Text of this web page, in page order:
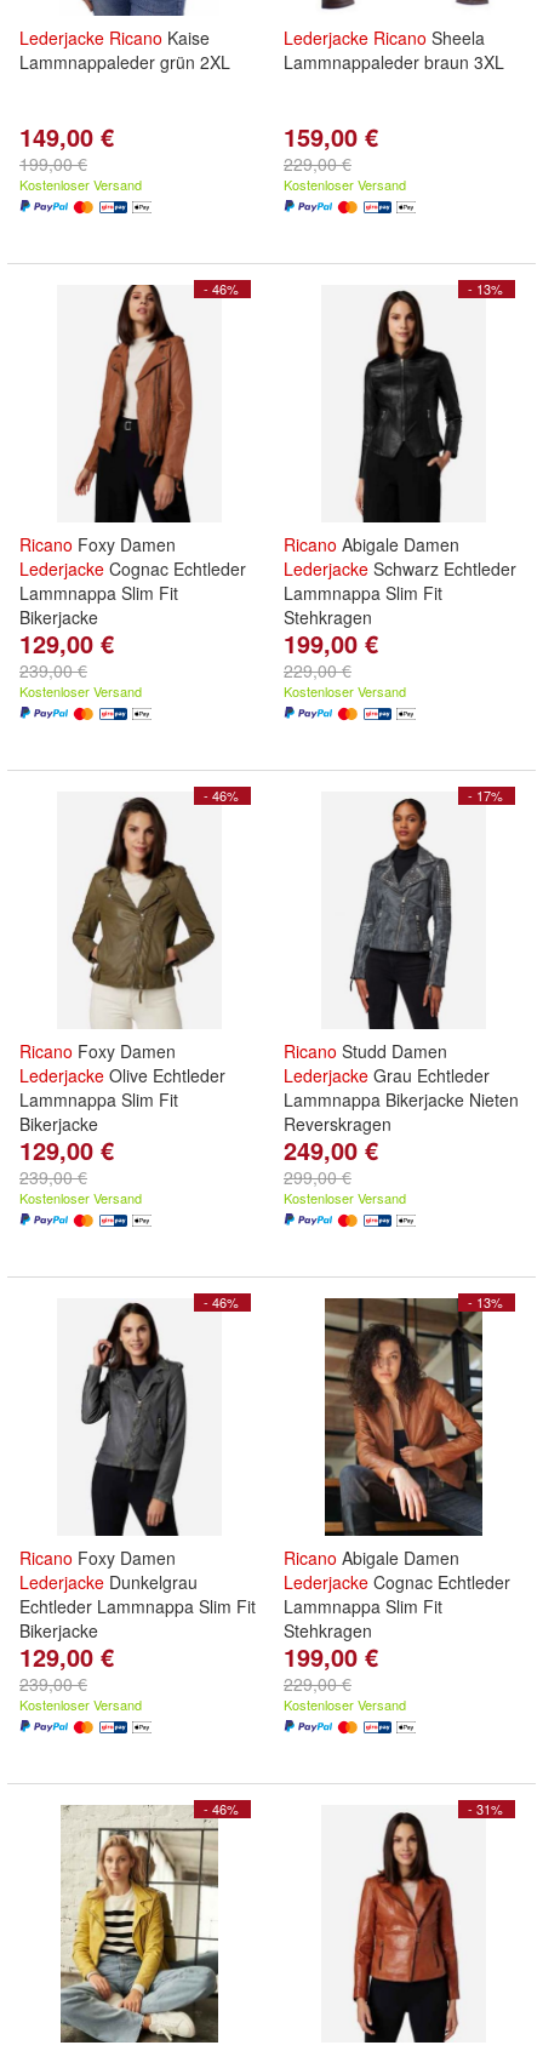
Lederjacke Ricano Kaise
Lammnappaleder grün 2XL
149,00 €
199,00 €
Kostenloser Versand
Lederjacke Ricano Sheela
Lammnappaleder braun 3XL
159,00 €
229,00 €
Kostenloser Versand
- 46%
Ricano Foxy Damen
Lederjacke Cognac Echtleder
Lammnappa Slim Fit
Bikerjacke
129,00 €
239,00 €
Kostenloser Versand
- 13%
Ricano Abigale Damen
Lederjacke Schwarz Echtleder
Lammnappa Slim Fit
Stehkragen
199,00 €
229,00 €
Kostenloser Versand
- 46%
Ricano Foxy Damen
Lederjacke Olive Echtleder
Lammnappa Slim Fit
Bikerjacke
129,00 €
239,00 €
Kostenloser Versand
- 17%
Ricano Studd Damen
Lederjacke Grau Echtleder
Lammnappa Bikerjacke Nieten
Reverskragen
249,00 €
299,00 €
Kostenloser Versand
- 46%
Ricano Foxy Damen
Lederjacke Dunkelgrau
Echtleder Lammnappa Slim Fit
Bikerjacke
129,00 €
239,00 €
Kostenloser Versand
- 13%
Ricano Abigale Damen
Lederjacke Cognac Echtleder
Lammnappa Slim Fit
Stehkragen
199,00 €
229,00 €
Kostenloser Versand
- 46% - 31%